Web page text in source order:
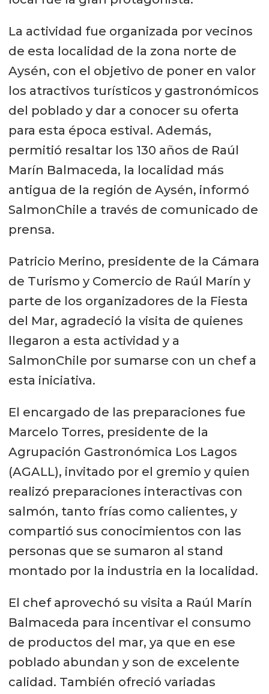
La actividad fue organizada por vecinos
de esta localidad de la zona norte de
Aysén, con el objetivo de poner en valor
los atractivos turísticos y gastronómicos
del poblado y dar a conocer su oferta
para esta época estival. Además,
permitió resaltar los 130 años de Raúl
Marín Balmaceda, la localidad más
antigua de la región de Aysén, informó
SalmonChile a través de comunicado de
prensa.
Patricio Merino, presidente de la Cámara
de Turismo y Comercio de Raúl Marín y
parte de los organizadores de la Fiesta
del Mar, agradeció la visita de quienes
llegaron a esta actividad y a
SalmonChile por sumarse con un chef a
esta iniciativa.
El encargado de las preparaciones fue
Marcelo Torres, presidente de la
Agrupación Gastronómica Los Lagos
(AGALL), invitado por el gremio y quien
realizó preparaciones interactivas con
salmón, tanto frías como calientes, y
compartió sus conocimientos con las
personas que se sumaron al stand
montado por la industria en la localidad.
El chef aprovechó su visita a Raúl Marín
Balmaceda para incentivar el consumo
de productos del mar, ya que en ese
poblado abundan y son de excelente
calidad. También ofreció variadas